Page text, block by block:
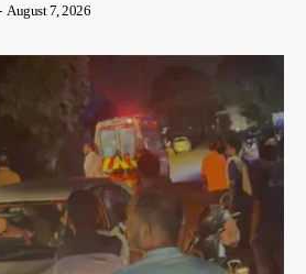
August 7, 2026